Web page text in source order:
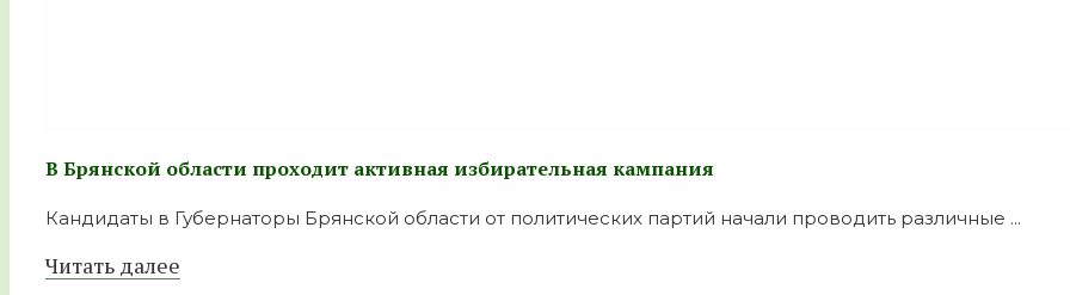
В Брянской области проходит активная избирательная кампания
Кандидаты в Губернаторы Брянской области от политических партий начали проводить различные ...
Читать далее